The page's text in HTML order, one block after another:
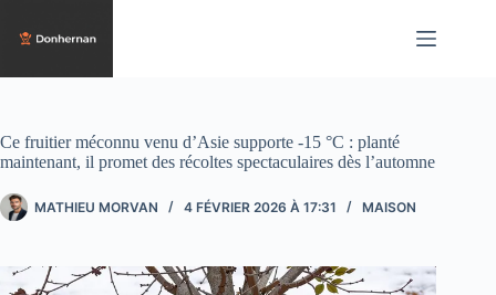
contenu
Ce fruitier méconnu venu d’Asie supporte -15 °C : planté
maintenant, il promet des récoltes spectaculaires dès l’automne
MATHIEU MORVAN 4 FÉVRIER 2026 À 17:31 MAISON